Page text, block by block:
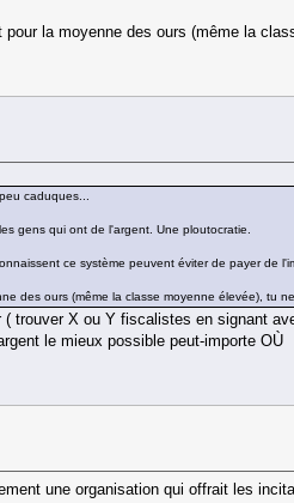
la moyenne des ours (même la
caduques...
gens qui ont de l'argent. Une ploutocratie.
ce système peuvent éviter de payer de
des ours (même la classe moyenne élevée), tu
trouver X ou Y fiscalistes en signant
le mieux possible peut-importe OÙ
une organisation qui offrait les